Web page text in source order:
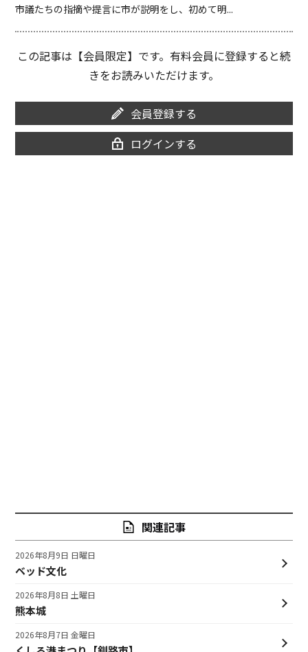
市議たちの指摘や提言に市が説明をし、初めて明...
この記事は【会員限定】です。有料会員に登録すると続
きをお読みいただけます。
会員登録する
ログインする
関連記事
ベッド文化
2026年8月9日 日曜日
熊本城
2026年8月8日 土曜日
2026年8月7日 金曜日